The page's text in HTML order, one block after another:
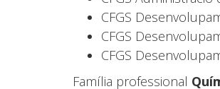
CFGS
CFGS
CFGS
Família professional